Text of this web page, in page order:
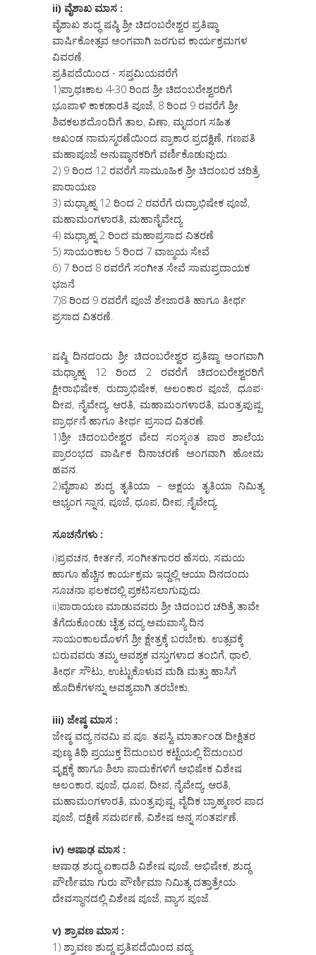
ii) ವೈಶಾಖ ಮಾಸ :
ವೈಶಾಖ ಶುದ್ಧ ಷಷ್ಠಿ ಶ್ರೀ ಚಿದಂಬರೇಶ್ವರ ಪ್ರತಿಷ್ಠಾ
ವಾರ್ಷಿಕೋತ್ಸವ ಅಂಗವಾಗಿ ಜರಗುವ ಕಾರ್ಯಕ್ರಮಗಳ
ವಿವರಣೆ.
ಪ್ರತಿಪದೆಯಿಂದ - ಸಪ್ತಮಿಯವರೆಗೆ
1)ಪ್ರಾಥಃಕಾಲ 4-30 ರಿಂದ ಶ್ರೀ ಚಿದಂಬರೇಶ್ವರರಿಗೆ
ಭೂಪಾಳಿ ಕಾಕಡಾರತಿ ಪೂಜೆ, 8 ರಿಂದ 9 ರವರೆಗೆ ಶ್ರೀ
ಶಿವಕಲಶದೊಂದಿಗೆ ತಾಲ, ವಿಣಾ, ಮೃದಂಗ ಸಹಿತ
ಅಖಂಡ ನಾಮಸ್ಮರಣೆಯಿಂದ ಪ್ರಾಕಾರ ಪ್ರದಕ್ಷಿಣೆ, ಗಣಪತಿ
ಮಹಾಪೂಜೆ ಅನುಷ್ಠಾನಕರಿಗೆ ವರ್ಣಿಕೊಡುವುದು.
2) 9 ರಿಂದ 12 ರವರೆಗೆ ಸಾಮೂಹಿಕ ಶ್ರೀ ಚಿದಂಬರ ಚರಿತ್ರೆ
ಪಾರಾಯಣ
3) ಮಧ್ಯಾಹ್ನ 12 ರಿಂದ 2 ರವರೆಗೆ ರುದ್ರಾಭಿಷೇಕ ಪೂಜೆ,
ಮಹಾಮಂಗಳಾರತಿ, ಮಹಾನೈವೇದ್ಯ
4) ಮಧ್ಯಾಹ್ನ 2 ರಿಂದ ಮಹಾಪ್ರಸಾದ ವಿತರಣೆ
5) ಸಾಯಂಕಾಲ 5 ರಿಂದ 7 ವಾಙ್ಮಯ ಸೇವೆ
6) 7 ರಿಂದ 8 ರವರೆಗೆ ಸಂಗೀತ ಸೇವೆ ಸಾಮಪ್ರದಾಯಕ
ಭಜನೆ
7)8 ರಿಂದ 9 ರವರೆಗೆ ಪೂಜೆ ಶೇಜಾರತಿ ಹಾಗೂ ತೀರ್ಥ
ಪ್ರಸಾದ ವಿತರಣೆ.
ಷಷ್ಠಿ ದಿನದಂದು ಶ್ರೀ ಚಿದಂಬರೇಶ್ವರ ಪ್ರತಿಷ್ಠಾ ಅಂಗವಾಗಿ
ಮಧ್ಯಾಹ್ನ 12 ರಿಂದ 2 ರವರೆಗೆ ಚಿದಂಬರೇಶ್ವರರಿಗೆ
ಕ್ಷೀರಾಭಿಷೇಕ, ರುದ್ರಾಭಿಷೇಕ, ಅಲಂಕಾರ ಪೂಜೆ, ಧೂಪ-
ದೀಪ, ನೈವೇದ್ಯ, ಆರತಿ, ಮಹಾಮಂಗಳಾರತಿ, ಮಂತ್ರಪುಷ್ಪ,
ಪ್ರಾರ್ಥನೆ ಹಾಗೂ ತೀರ್ಥ ಪ್ರಸಾದ ವಿತರಣೆ.
1)ಶ್ರೀ ಚಿದಂಬರೇಶ್ವರ ವೇದ ಸಂಸ್ಕøತ ಪಾಠ ಶಾಲೆಯ
ಪ್ರಾರಂಭದ ವಾರ್ಷಿಕ ದಿನಾಚರಣೆ ಅಂಗವಾಗಿ ಹೋಮ
ಹವನ.
2)ವೈಶಾಖ ಶುದ್ಧ ತೃತಿಯಾ – ಅಕ್ಷಯ ತೃತಿಯಾ ನಿಮಿತ್ಯ
ಅಭ್ಯಂಗ ಸ್ನಾನ, ಪೂಜೆ, ಧೂಪ, ದೀಪ, ನೈವೇದ್ಯ.
ಸೂಚನೆಗಳು :
i)ಪ್ರವಚನ, ಕೀರ್ತನೆ, ಸಂಗೀತಗಾರರ ಹೆಸರು, ಸಮಯ
ಹಾಗೂ ಹೆಚ್ಚಿನ ಕಾರ್ಯಕ್ರಮ ಇದ್ದಲ್ಲಿ ಆಯಾ ದಿನದಂದು
ಸೂಚನಾ ಫಲಕದಲ್ಲಿ ಪ್ರಕಟಿಸಲಾಗುವುದು.
ii)ಪಾರಾಯಣ ಮಾಡುವವರು ಶ್ರೀ ಚಿದಂಬರ ಚರಿತ್ರೆ ತಾವೇ
ತೆಗೆದುಕೊಂಡು ಚೈತ್ರ ವದ್ಯ ಅಮವಾಸ್ಯೆ ದಿನ
ಸಾಯಂಕಾಲದೊಳಗೆ ಶ್ರೀ ಕ್ಷೇತ್ರಕ್ಕೆ ಬರಬೇಕು. ಉತ್ಸವಕ್ಕೆ
ಬರುವವರು ತಮ್ಮ ಅವಶ್ಯಕ ವಸ್ತುಗಳಾದ ತಂಬಿಗೆ, ಥಾಲಿ,
ತೀರ್ಥ ಸೌಟು, ಉಟ್ಟುಕೊಳುವ ಮಡಿ ಮತ್ತು ಹಾಸಿಗೆ
ಹೊದಿಕೆಗಳನ್ನು ಅವಶ್ಯವಾಗಿ ತರಬೇಕು.
iii) ಜೇಷ್ಠ ಮಾಸ :
ಜೇಷ್ಠ ವದ್ಯ ನವಮಿ ಪ.ಪೂ. ತಪಸ್ವಿ ಮಾರ್ತಾಂಡ ದೀಕ್ಷಿತರ
ಪುಣ್ಯ ತಿಥಿ ಪ್ರಯುಕ್ತ ಔದುಂಬರ ಕಟ್ಟೆಯಲ್ಲಿ ಔದುಂಬರ
ವೃಕ್ಷಕ್ಕೆ ಹಾಗೂ ಶಿಲಾ ಪಾದುಕೆಗಳಿಗೆ ಅಭಿಷೇಕ ವಿಶೇಷ
ಅಲಂಕಾರ, ಪೂಜೆ, ಧೂಪ, ದೀಪ, ನೈವೇದ್ಯ, ಆರತಿ,
ಮಹಾಮಂಗಳಾರತಿ, ಮಂತ್ರಪುಷ್ಪ, ವೈದಿಕ ಬ್ರಾಹ್ಮಣರ ಪಾದ
ಪೂಜೆ, ದಕ್ಷಿಣೆ ಸಮರ್ಪಣೆ, ವಿಶೇಷ ಅನ್ನ ಸಂತರ್ಪಣೆ.
iv) ಆಷಾಢ ಮಾಸ :
ಆಷಾಢ ಶುದ್ಧ ಏಕಾದಶಿ ವಿಶೇಷ ಪೂಜೆ, ಅಭಿಷೇಕ, ಶುದ್ಧ
ಪೌರ್ಣಿಮಾ ಗುರು ಪೌರ್ಣಿಮಾ ನಿಮಿತ್ಯ ದತ್ತಾತ್ರೇಯ
ದೇವಸ್ಥಾನದಲ್ಲಿ ವಿಶೇಷ ಪೂಜೆ, ವ್ಯಾಸ ಪೂಜೆ.
v) ಶ್ರಾವಣ ಮಾಸ :
1) ಶ್ರಾವಣ ಶುದ್ಧ ಪ್ರತಿಪದೆಯಿಂದ ವದ್ಯ